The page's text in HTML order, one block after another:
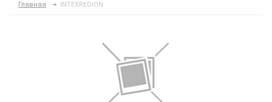
Главная INTEXREGION